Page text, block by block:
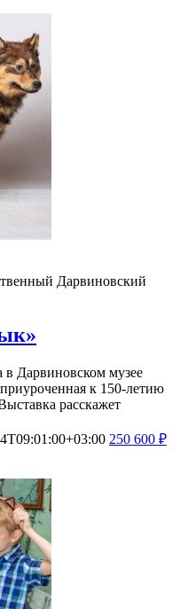
Дарвиновский
в Дарвиновском музее
к 150-летию
расскажет
250 600 ₽